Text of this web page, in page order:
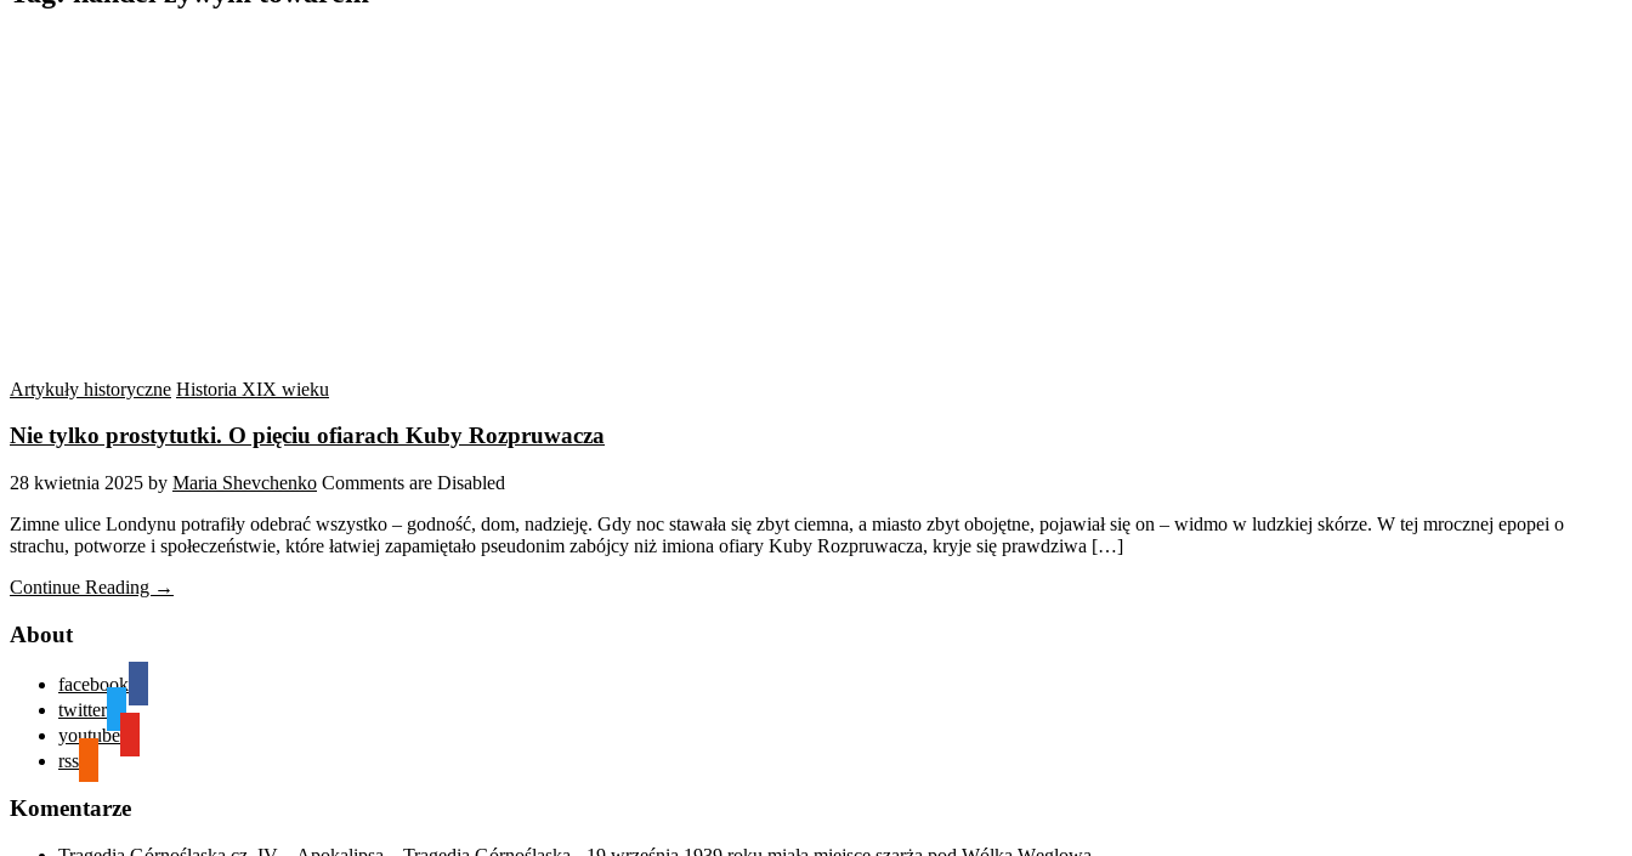
Artykuły historyczne Historia XIX wieku
Nie tylko prostytutki. O pięciu ofiarach Kuby Rozpruwacza
28 kwietnia 2025 by Maria Shevchenko Comments are Disabled
Zimne ulice Londynu potrafiły odebrać wszystko – godność, dom, nadzieję. Gdy noc stawała się zbyt ciemna, a miasto zbyt obojętne, pojawiał się on – widmo w ludzkiej skórze. W tej mrocznej epopei o
strachu, potworze i społeczeństwie, które łatwiej zapamiętało pseudonim zabójcy niż imiona ofiary Kuby Rozpruwacza, kryje się prawdziwa […]
Continue Reading →
About
facebook
twitter
youtube
rss
Komentarze